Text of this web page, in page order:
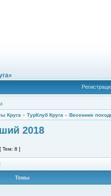
Круга » ТурКлуб Круга » Весенние
2018
[ Тем: 8 ]
Темы